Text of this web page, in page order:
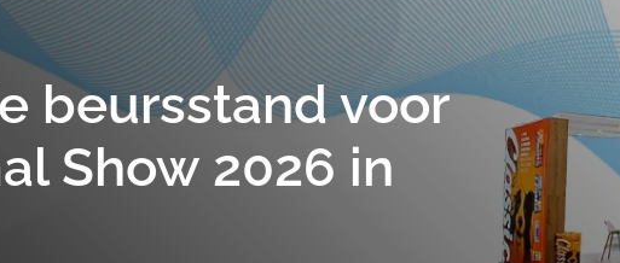
beursstand voor
Show 2026 in